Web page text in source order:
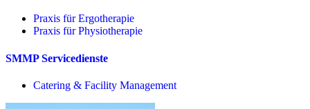
Praxis für Ergo­therapie
Praxis für Physio­therapie
SMMP Servicedienste
Catering & Facility Management